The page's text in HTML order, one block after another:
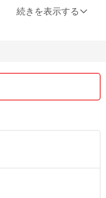
続きを表示する